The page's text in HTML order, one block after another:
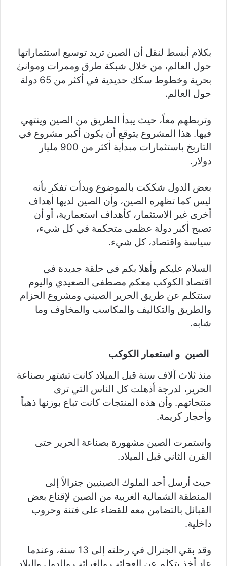
بكلام أبسط لنقل أن الصين تريد توسيع استثماراتها
حول العالم، من خلال شبكة طرق وممرات وموانئ
بحرية وخطوط سكك حديدية في أكثر من 65 دولة
حول العالم.
وتربطهم معاً، حيث يبدأ الطريق من الصين وينتهي
فيها. هذا المشروع يتوقع أن يكون أكبر مشروع في
التاريخ باستثمارات مبدأية أكثر من 900 مليار
دولار.
بعض الدول شككت بالموضوع وبدأت تفكر بأنه
ليس كما تظهره الصين، وأن الصين لديها أهداف
أخرى غير الاستثمار، كأهداف استعمارية، أو أن
تصبح أكبر دولة عظمى متحكمة في كل شيء،
سياسة واقتصاد، كل شيء.
السلام عليكم وأهلا بكم في حلقة جديدة في
اقتصاد الكوكب معكم مصطفى الصعيدي واليوم
سنتكلم عن طريق الحرير الصيني ومشروع الحزام
والطريق والتكاليف والمكاسب والمخاوف وما
شابه.
الصين و استعمار الكوكب
منذ ثلاث آلاف سنة قبل الميلاد كانت تشتهر بصناعة
الحرير، لدرجة أذهلت كل الناس التي ترى
منتجاتهم. وأن هذه المنتجات كانت تباع بوزنها ذهباً
وأحجار كريمة.
واستمرت الصين مشهورة بصناعة الحرير حتى
القرن الثاني قبل الميلاد.
حيث أرسل أحد الملوك الصينيين جنرالاً إلى
المنطقة الشمالية الغربية من الصين لإقناع بعض
القبائل بالتضامن معه للقضاء على فتنة وحروب
داخلية.
وقد بقي الجنرال في رحلته إلى 13 سنة، وعندما
عاد أخذ يتكلم عن العجائب والغرائب والدول والبلاد